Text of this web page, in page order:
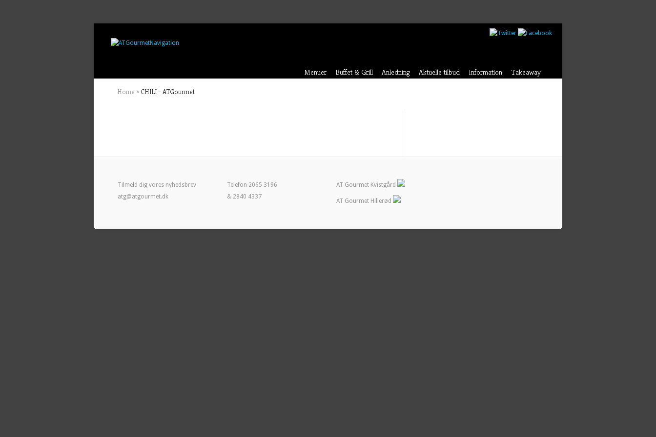
Navigation
Menuer Buffet & Grill Anledning Aktuelle tilbud Information Takeaway
Home » CHILI - ATGourmet
Tilmeld dig vores nyhedsbrev
atg@atgourmet.dk
Telefon 2065 3196
& 2840 4337
AT Gourmet Kvistgård
AT Gourmet Hillerød